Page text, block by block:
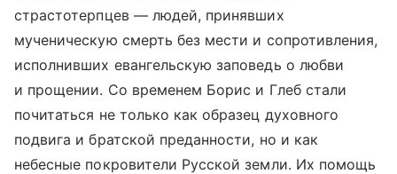
страстотерпцев — людей, принявших
мученическую смерть без мести и сопротивления,
исполнивших евангельскую заповедь о любви
и прощении. Со временем Борис и Глеб стали
почитаться не только как образец духовного
подвига и братской преданности, но и как
небесные покровители Русской земли. Их помощь